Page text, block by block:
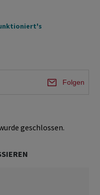
Folgen
geschlossen.